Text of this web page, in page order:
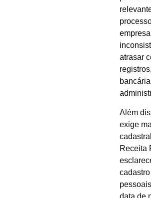
atrasar
Além
exige
Receita
data de